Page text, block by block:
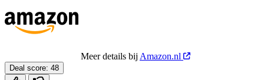
Meer details bij Amazon.nl
Deal score: 48